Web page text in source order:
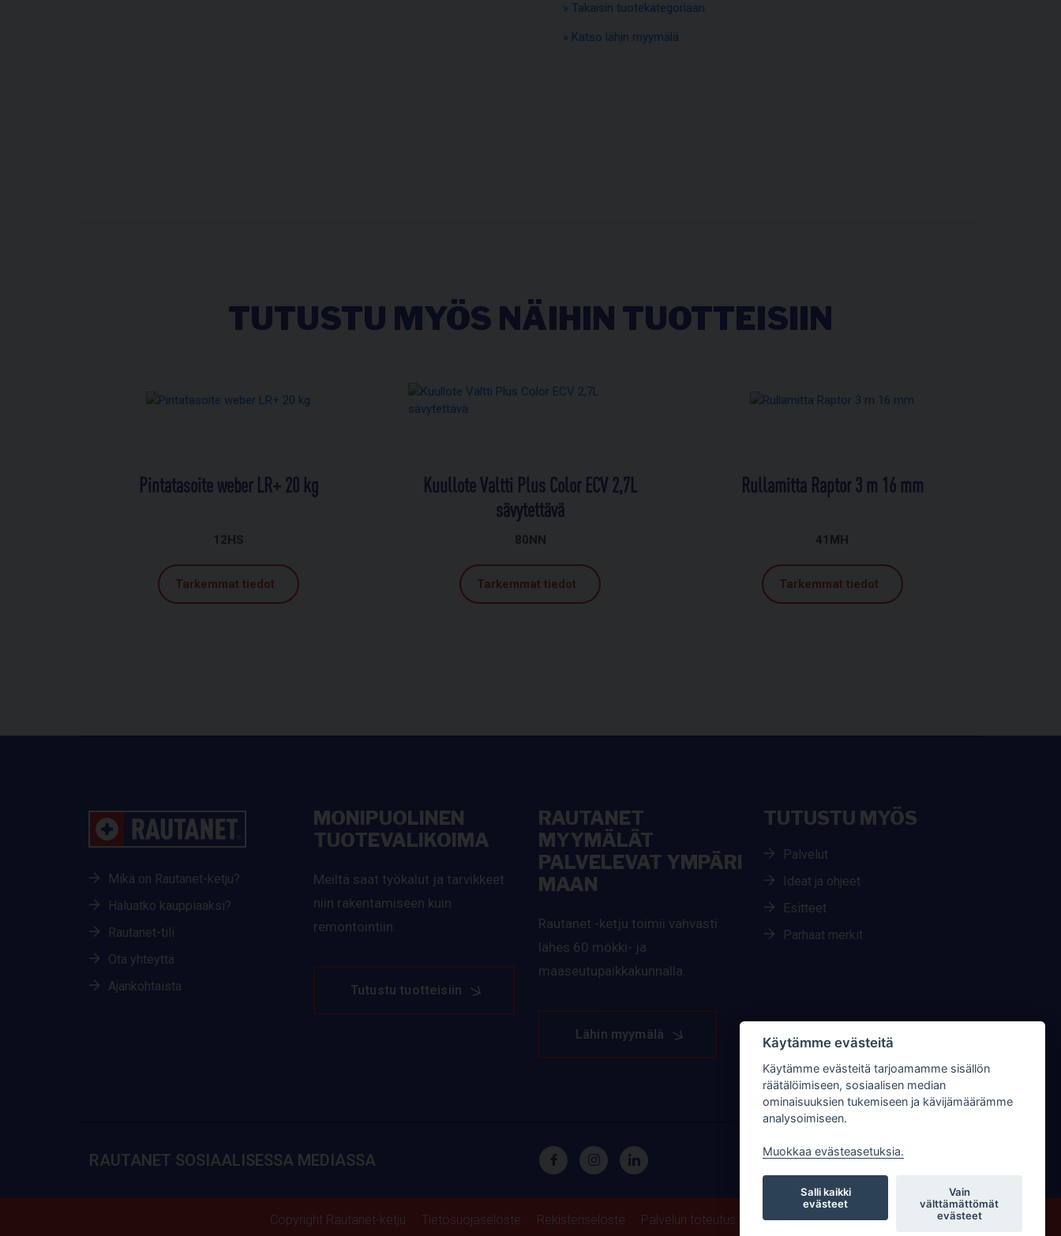
» Takaisin tuotekategoriaan
» Katso lähin myymälä
TUTUSTU MYÖS NÄIHIN TUOTTEISIIN
Pintatasoite weber LR+ 20 kg
12HS
Tarkemmat tiedot
Kuullote Valtti Plus Color ECV 2,7L
sävytettävä
80NN
Tarkemmat tiedot
Rullamitta Raptor 3 m 16 mm
41MH
Tarkemmat tiedot
Mikä on Rautanet-ketju?
Haluatko kauppiaaksi?
Rautanet-tili
Ota yhteyttä
Ajankohtaista
MONIPUOLINEN
TUOTEVALIKOIMA
Meiltä saat työkalut ja tarvikkeet
niin rakentamiseen kuin
remontointiin.
Tutustu tuotteisiin
RAUTANET
MYYMÄLÄT
PALVELEVAT YMPÄRI
MAAN
Rautanet -ketju toimii vahvasti
lähes 60 mökki- ja
maaseutupaikkakunnalla.
Lähin myymälä
TUTUSTU MYÖS
Palvelut
Ideat ja ohjeet
Esitteet
Parhaat merkit
RAUTANET SOSIAALISESSA MEDIASSA
Copyright Rautanet-ketju Tietosuojaseloste Rekisteriseloste Palvelun toteutus: JPmedia
Käytämme evästeitä
Käytämme evästeitä tarjoamamme sisällön
räätälöimiseen, sosiaalisen median
ominaisuuksien tukemiseen ja kävijämäärämme
analysoimiseen.
Muokkaa evästeasetuksia.
Salli kaikki
evästeet
Vain
välttämättömät
evästeet